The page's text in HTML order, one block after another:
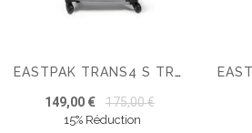
EASTPAK TRANS4 S TROLLEY
149,00 € 175,00 €
15% Réduction